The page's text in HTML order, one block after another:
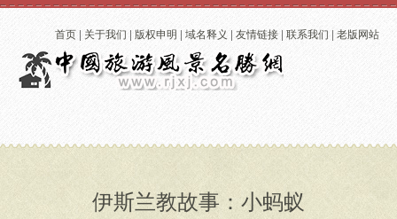
首页 | 关于我们 | 版权申明 | 域名释义 | 友情链接 | 联系我们 | 老版网站
伊斯兰教故事：小蚂蚁